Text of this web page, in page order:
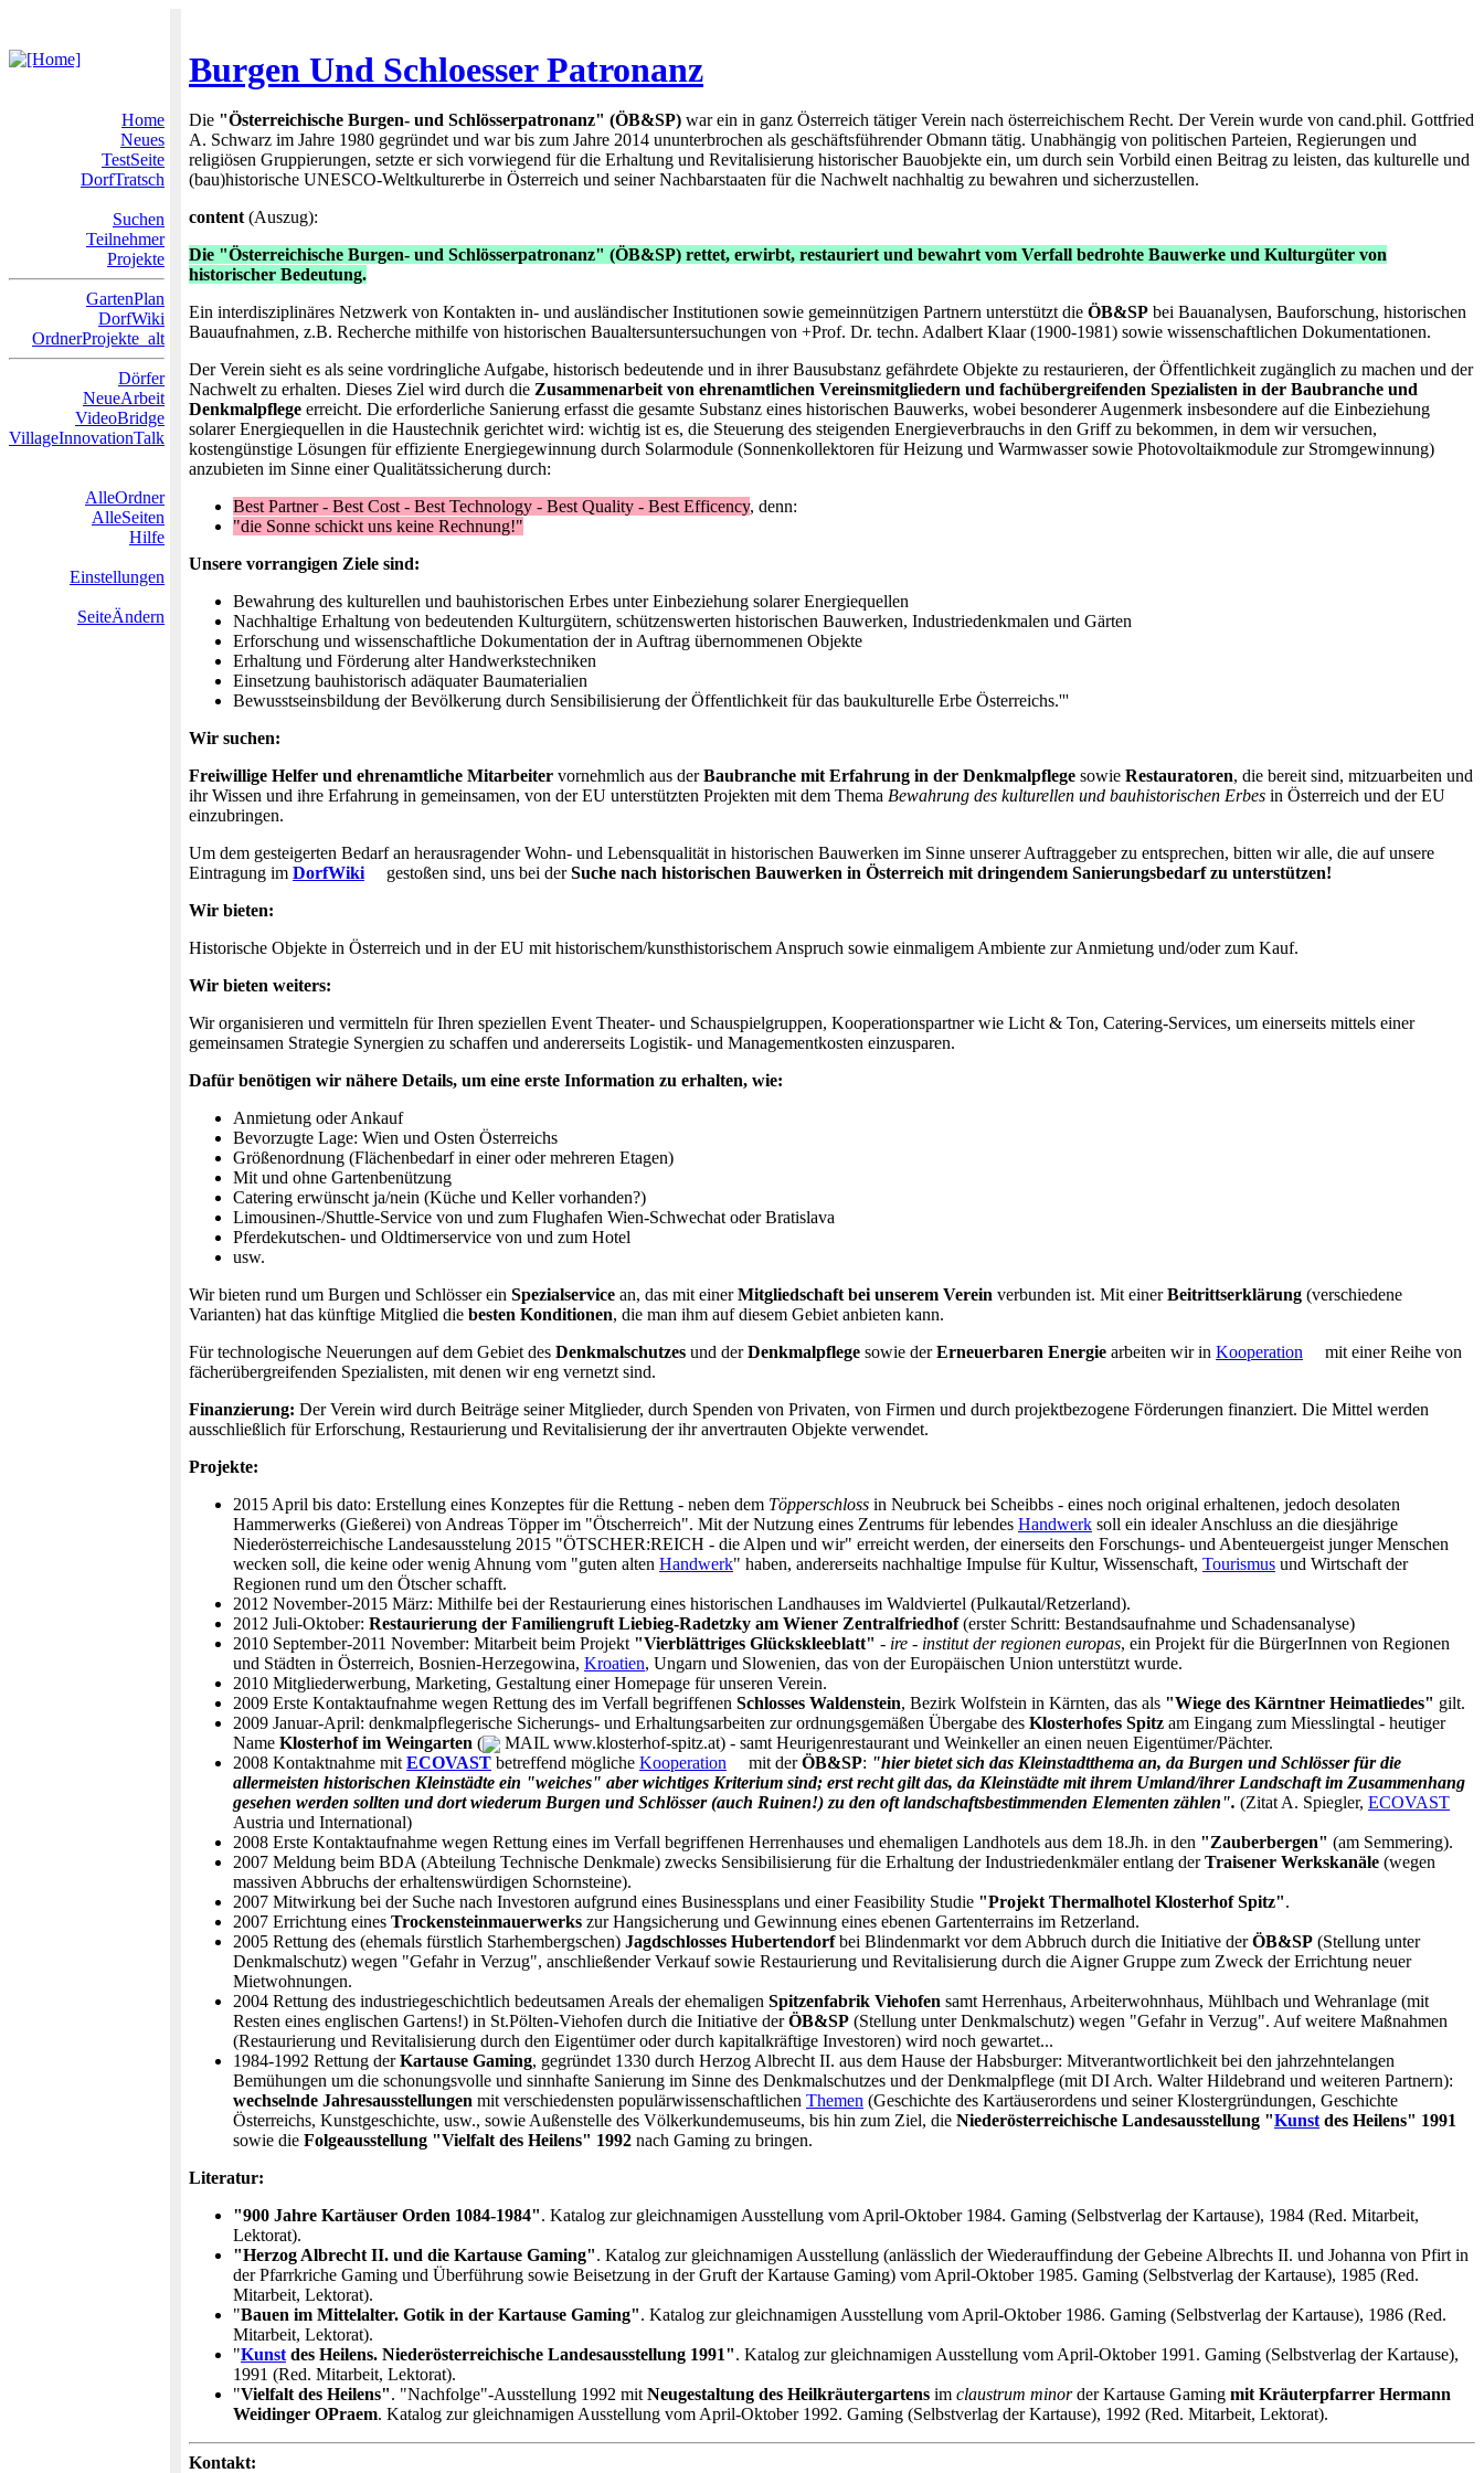
Burgen Und Schloesser Patronanz
Home
Neues
TestSeite
DorfTratsch
Suchen
Teilnehmer
Projekte
GartenPlan
DorfWiki
OrdnerProjekte_alt
Dörfer
NeueArbeit
VideoBridge
VillageInnovationTalk
AlleOrdner
AlleSeiten
Hilfe
Einstellungen
SeiteÄndern
Die "Österreichische Burgen- und Schlösserpatronanz" (ÖB&SP) war ein in ganz Österreich tätiger Verein nach österreichischem Recht. Der Verein wurde von cand.phil. Gottfried
A. Schwarz im Jahre 1980 gegründet und war bis zum Jahre 2014 ununterbrochen als geschäftsführender Obmann tätig. Unabhängig von politischen Parteien, Regierungen und
religiösen Gruppierungen, setzte er sich vorwiegend für die Erhaltung und Revitalisierung historischer Bauobjekte ein, um durch sein Vorbild einen Beitrag zu leisten, das kulturelle und
(bau)historische UNESCO-Weltkulturerbe in Österreich und seiner Nachbarstaaten für die Nachwelt nachhaltig zu bewahren und sicherzustellen.
content (Auszug):
Die "Österreichische Burgen- und Schlösserpatronanz" (ÖB&SP) rettet, erwirbt, restauriert und bewahrt vom Verfall bedrohte Bauwerke und Kulturgüter von
historischer Bedeutung.
Ein interdisziplinäres Netzwerk von Kontakten in- und ausländischer Institutionen sowie gemeinnützigen Partnern unterstützt die ÖB&SP bei Bauanalysen, Bauforschung, historischen
Bauaufnahmen, z.B. Recherche mithilfe von historischen Baualtersuntersuchungen von +Prof. Dr. techn. Adalbert Klaar (1900-1981) sowie wissenschaftlichen Dokumentationen.
Der Verein sieht es als seine vordringliche Aufgabe, historisch bedeutende und in ihrer Bausubstanz gefährdete Objekte zu restaurieren, der Öffentlichkeit zugänglich zu machen und der
Nachwelt zu erhalten. Dieses Ziel wird durch die Zusammenarbeit von ehrenamtlichen Vereinsmitgliedern und fachübergreifenden Spezialisten in der Baubranche und
Denkmalpflege erreicht. Die erforderliche Sanierung erfasst die gesamte Substanz eines historischen Bauwerks, wobei besonderer Augenmerk insbesondere auf die Einbeziehung
solarer Energiequellen in die Haustechnik gerichtet wird: wichtig ist es, die Steuerung des steigenden Energieverbrauchs in den Griff zu bekommen, in dem wir versuchen,
kostengünstige Lösungen für effiziente Energiegewinnung durch Solarmodule (Sonnenkollektoren für Heizung und Warmwasser sowie Photovoltaikmodule zur Stromgewinnung)
anzubieten im Sinne einer Qualitätssicherung durch:
Best Partner - Best Cost - Best Technology - Best Quality - Best Efficency, denn:
"die Sonne schickt uns keine Rechnung!"
Unsere vorrangigen Ziele sind:
Bewahrung des kulturellen und bauhistorischen Erbes unter Einbeziehung solarer Energiequellen
Nachhaltige Erhaltung von bedeutenden Kulturgütern, schützenswerten historischen Bauwerken, Industriedenkmalen und Gärten
Erforschung und wissenschaftliche Dokumentation der in Auftrag übernommenen Objekte
Erhaltung und Förderung alter Handwerkstechniken
Einsetzung bauhistorisch adäquater Baumaterialien
Bewusstseinsbildung der Bevölkerung durch Sensibilisierung der Öffentlichkeit für das baukulturelle Erbe Österreichs.'''
Wir suchen:
Freiwillige Helfer und ehrenamtliche Mitarbeiter vornehmlich aus derBaubranche mit Erfahrung in der Denkmalpflege sowie Restauratoren, die bereit sind, mitzuarbeiten und
ihr Wissen und ihre Erfahrung in gemeinsamen, von der EU unterstützten Projekten mit dem Thema Bewahrung des kulturellen und bauhistorischen Erbes in Österreich und der EU
einzubringen.
Um dem gesteigerten Bedarf an herausragender Wohn- und Lebensqualität in historischen Bauwerken im Sinne unserer Auftraggeber zu entsprechen, bitten wir alle, die auf unsere
Eintragung im DorfWiki gestoßen sind, uns bei derSuche nach historischen Bauwerken in Österreich mit dringendem Sanierungsbedarf zu unterstützen!
Wir bieten:
Historische Objekte in Österreich und in der EU mit historischem/kunsthistorischem Anspruch sowie einmaligem Ambiente zur Anmietung und/oder zum Kauf.
Wir bieten weiters:
Wir organisieren und vermitteln für Ihren speziellen Event Theater- und Schauspielgruppen, Kooperationspartner wie Licht & Ton, Catering-Services, um einerseits mittels einer
gemeinsamen Strategie Synergien zu schaffen und andererseits Logistik- und Managementkosten einzusparen.
Dafür benötigen wir nähere Details, um eine erste Information zu erhalten, wie:
Anmietung oder Ankauf
Bevorzugte Lage: Wien und Osten Österreichs
Größenordnung (Flächenbedarf in einer oder mehreren Etagen)
Mit und ohne Gartenbenützung
Catering erwünscht ja/nein (Küche und Keller vorhanden?)
Limousinen-/Shuttle-Service von und zum Flughafen Wien-Schwechat oder Bratislava
Pferdekutschen- und Oldtimerservice von und zum Hotel
usw.
Wir bieten rund um Burgen und Schlösser ein Spezialservice an, das mit einerMitgliedschaft bei unserem Verein verbunden ist. Mit einerBeitrittserklärung (verschiedene
Varianten) hat das künftige Mitglied die besten Konditionen, die man ihm auf diesem Gebiet anbieten kann.
Für technologische Neuerungen auf dem Gebiet des Denkmalschutzes und derDenkmalpflege sowie derErneuerbaren Energie arbeiten wir in Kooperation
mit einer Reihe von
fächerübergreifenden Spezialisten, mit denen wir eng vernetzt sind.
Finanzierung: Der Verein wird durch Beiträge seiner Mitglieder, durch Spenden von Privaten, von Firmen und durch projektbezogene Förderungen finanziert. Die Mittel werden
ausschließlich für Erforschung, Restaurierung und Revitalisierung der ihr anvertrauten Objekte verwendet.
Projekte:
2015 April bis dato: Erstellung eines Konzeptes für die Rettung - neben dem Töpperschloss in Neubruck bei Scheibbs - eines noch original erhaltenen, jedoch desolaten
Hammerwerks (Gießerei) von Andreas Töpper im "Ötscherreich". Mit der Nutzung eines Zentrums für lebendes Handwerk soll ein idealer Anschluss an die diesjährige
Niederösterreichische Landesausstelung 2015 "ÖTSCHER:REICH - die Alpen und wir" erreicht werden, der einerseits den Forschungs- und Abenteuergeist junger Menschen
wecken soll, die keine oder wenig Ahnung vom "guten alten Handwerk" haben, andererseits nachhaltige Impulse für Kultur, Wissenschaft, Tourismus und Wirtschaft der
Regionen rund um den Ötscher schafft.
2012 November-2015 März: Mithilfe bei der Restaurierung eines historischen Landhauses im Waldviertel (Pulkautal/Retzerland).
2012 Juli-Oktober: Restaurierung der Familiengruft Liebieg-Radetzky am Wiener Zentralfriedhof(erster Schritt: Bestandsaufnahme und Schadensanalyse)
2010 September-2011 November: Mitarbeit beim Projekt "Vierblättriges Glückskleeblatt" - ire - institut der regionen europas, ein Projekt für die BürgerInnen von Regionen
und Städten in Österreich, Bosnien-Herzegowina, Kroatien, Ungarn und Slowenien, das von der Europäischen Union unterstützt wurde.
2010 Mitgliederwerbung, Marketing, Gestaltung einer Homepage für unseren Verein.
2009 Erste Kontaktaufnahme wegen Rettung des im Verfall begriffenen Schlosses Waldenstein, Bezirk Wolfstein in Kärnten, das als "Wiege des Kärntner Heimatliedes" gilt.
2009 Januar-April: denkmalpflegerische Sicherungs- und Erhaltungsarbeiten zur ordnungsgemäßen Übergabe des Klosterhofes Spitz am Eingang zum Miesslingtal - heutiger
Name Klosterhof im Weingarten (
MAIL www.klosterhof-spitz.at) - samt Heurigenrestaurant und Weinkeller an einen neuen Eigentümer/Pächter.
2008 Kontaktnahme mit ECOVAST betreffend mögliche Kooperation mit derÖB&SP: "hier bietet sich das Kleinstadtthema an, da Burgen und Schlösser für die
allermeisten historischen Kleinstädte ein "weiches" aber wichtiges Kriterium sind; erst recht gilt das, da Kleinstädte mit ihrem Umland/ihrer Landschaft im Zusammenhang
gesehen werden sollten und dort wiederum Burgen und Schlösser (auch Ruinen!) zu den oft landschaftsbestimmenden Elementen zählen". (Zitat A. Spiegler, ECOVAST
Austria und International)
2008 Erste Kontaktaufnahme wegen Rettung eines im Verfall begriffenen Herrenhauses und ehemaligen Landhotels aus dem 18.Jh. in den "Zauberbergen" (am Semmering).
2007 Meldung beim BDA (Abteilung Technische Denkmale) zwecks Sensibilisierung für die Erhaltung der Industriedenkmäler entlang derTraisener Werkskanäle (wegen
massiven Abbruchs der erhaltenswürdigen Schornsteine).
2007 Mitwirkung bei der Suche nach Investoren aufgrund eines Businessplans und einer Feasibility Studie "Projekt Thermalhotel Klosterhof Spitz".
2007 Errichtung eines Trockensteinmauerwerks zur Hangsicherung und Gewinnung eines ebenen Gartenterrains im Retzerland.
2005 Rettung des (ehemals fürstlich Starhembergschen) Jagdschlosses Hubertendorfbei Blindenmarkt vor dem Abbruch durch die Initiative derÖB&SP (Stellung unter
Denkmalschutz) wegen "Gefahr in Verzug", anschließender Verkauf sowie Restaurierung und Revitalisierung durch die Aigner Gruppe zum Zweck der Errichtung neuer
Mietwohnungen.
2004 Rettung des industriegeschichtlich bedeutsamen Areals der ehemaligen Spitzenfabrik Viehofen samt Herrenhaus, Arbeiterwohnhaus, Mühlbach und Wehranlage (mit
Resten eines englischen Gartens!) in St.Pölten-Viehofen durch die Initiative derÖB&SP (Stellung unter Denkmalschutz) wegen "Gefahr in Verzug". Auf weitere Maßnahmen
(Restaurierung und Revitalisierung durch den Eigentümer oder durch kapitalkräftige Investoren) wird noch gewartet...
1984-1992 Rettung derKartause Gaming, gegründet 1330 durch Herzog Albrecht II. aus dem Hause der Habsburger: Mitverantwortlichkeit bei den jahrzehntelangen
Bemühungen um die schonungsvolle und sinnhafte Sanierung im Sinne des Denkmalschutzes und der Denkmalpflege (mit DI Arch. Walter Hildebrand und weiteren Partnern):
wechselnde Jahresausstellungen mit verschiedensten populärwissenschaftlichen Themen (Geschichte des Kartäuserordens und seiner Klostergründungen, Geschichte
Österreichs, Kunstgeschichte, usw., sowie Außenstelle des Völkerkundemuseums, bis hin zum Ziel, die Niederösterreichische Landesausstellung "Kunst des Heilens" 1991
sowie die Folgeausstellung "Vielfalt des Heilens" 1992 nach Gaming zu bringen.
Literatur:
"900 Jahre Kartäuser Orden 1084-1984". Katalog zur gleichnamigen Ausstellung vom April-Oktober 1984. Gaming (Selbstverlag der Kartause), 1984 (Red. Mitarbeit,
Lektorat).
"Herzog Albrecht II. und die Kartause Gaming". Katalog zur gleichnamigen Ausstellung (anlässlich der Wiederauffindung der Gebeine Albrechts II. und Johanna von Pfirt in
der Pfarrkriche Gaming und Überführung sowie Beisetzung in der Gruft der Kartause Gaming) vom April-Oktober 1985. Gaming (Selbstverlag der Kartause), 1985 (Red.
Mitarbeit, Lektorat).
"Bauen im Mittelalter. Gotik in der Kartause Gaming". Katalog zur gleichnamigen Ausstellung vom April-Oktober 1986. Gaming (Selbstverlag der Kartause), 1986 (Red.
Mitarbeit, Lektorat).
"Kunst des Heilens. Niederösterreichische Landesausstellung 1991". Katalog zur gleichnamigen Ausstellung vom April-Oktober 1991. Gaming (Selbstverlag der Kartause),
1991 (Red. Mitarbeit, Lektorat).
"Vielfalt des Heilens". "Nachfolge"-Ausstellung 1992 mit Neugestaltung des Heilkräutergartens im claustrum minorder Kartause Gaming mit Kräuterpfarrer Hermann
Weidinger OPraem. Katalog zur gleichnamigen Ausstellung vom April-Oktober 1992. Gaming (Selbstverlag der Kartause), 1992 (Red. Mitarbeit, Lektorat).
Kontakt: